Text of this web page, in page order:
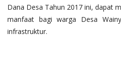
Dana Desa Tahun 2017 ini, dapat
manfaat bagi warga Desa
infrastruktur.